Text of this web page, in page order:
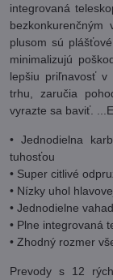
integrovaná
plusom sú
minimalizujú
lepšiu priľnavosť v
trhu, zaručia
vyrazte sa baviť.
• Jednodielna
tuhosťou
• Super citlivé
• Nízky uhol
• Jednodielne
• Plne integrovaná
• Zhodný rozmer
Prevody s 12